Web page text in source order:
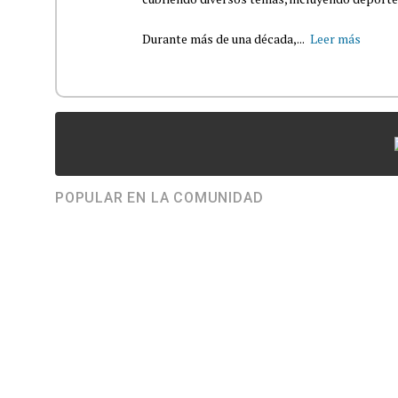
Durante más de una década,... Leer más
POPULAR EN LA COMUNIDAD